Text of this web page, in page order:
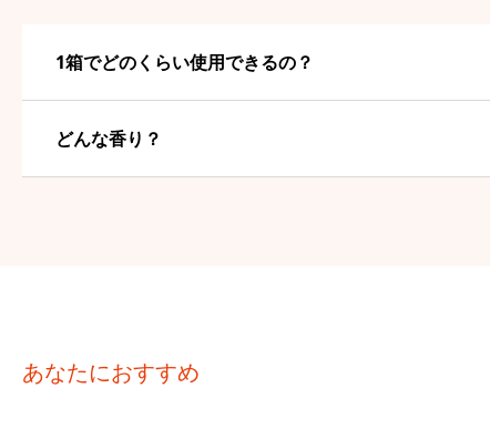
1箱でどのくらい使用できるの？
どんな香り？
あなたにおすすめ